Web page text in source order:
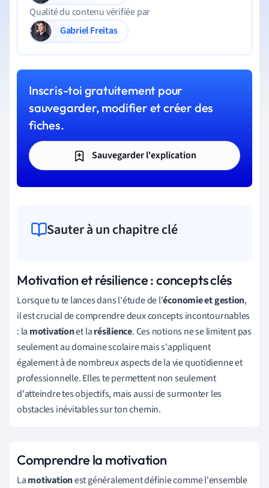
Qualité du contenu vérifiée par
Gabriel Freitas
Inscris-toi gratuitement pour
sauvegarder, modifier et créer des
fiches.
Sauvegarder l'explication
Sauter à un chapitre clé
Motivation et résilience : concepts clés
Lorsque tu te lances dans l'étude de l'économie et gestion,
il est crucial de comprendre deux concepts incontournables
: la motivationet larésilience. Ces notions ne se limitent pas
seulement au domaine scolaire mais s'appliquent
également à de nombreux aspects de la vie quotidienne et
professionnelle. Elles te permettent non seulement
d'atteindre tes objectifs, mais aussi de surmonter les
obstacles inévitables sur ton chemin.
Comprendre la motivation
Lamotivationest généralement définie comme l'ensemble